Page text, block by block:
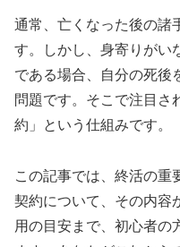
通常、亡くなった後の諸
す。しかし、身寄りがい
である場合、自分の死後
問題です。そこで注目さ
約」という仕組みです。
この記事では、終活の重
契約について、その内容
用の目安まで、初心者の